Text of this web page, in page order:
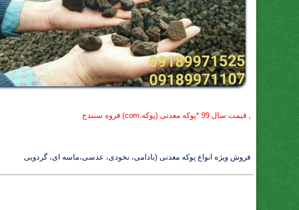
, قيمت سال 99 *پوکه معدنی (پوکه.com) قروه سنندج
فروش ویژه انواع پوکه معدنی (بادامی، نخودی، عدسی،ماسه ای، گردویی